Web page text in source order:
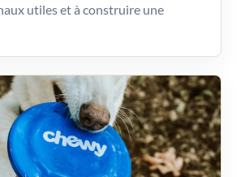
utiles et à construire une